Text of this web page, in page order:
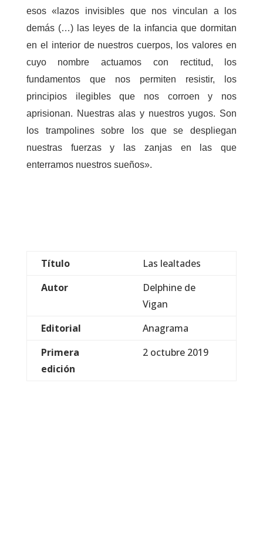
esos «lazos invisibles que nos vinculan a los
demás (…) las leyes de la infancia que dormitan
en el interior de nuestros cuerpos, los valores en
cuyo nombre actuamos con rectitud, los
fundamentos que nos permiten resistir, los
principios ilegibles que nos corroen y nos
aprisionan. Nuestras alas y nuestros yugos. Son
los trampolines sobre los que se despliegan
nuestras fuerzas y las zanjas en las que
enterramos nuestros sueños».
Título
Las lealtades
Autor
Delphine de
Vigan
Editorial
Anagrama
Primera
edición
2 octubre 2019